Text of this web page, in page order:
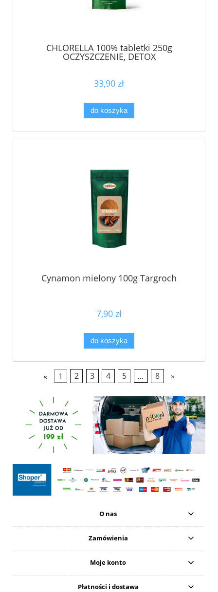
CHLORELLA 100% tabletki 250g
OCZYSZCZENIE, DETOX
33,90 zł
do koszyka
Cynamon mielony 100g Targroch
7,90 zł
do koszyka
« 1 2 3 4 5 ... 8 »
O nas
Zamówienia
Moje konto
Płatności i dostawa